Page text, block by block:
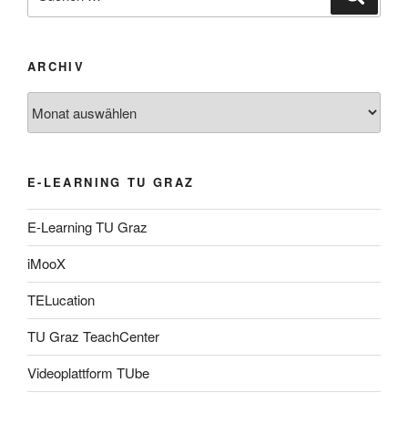
nach:
ARCHIV
E-LEARNING TU GRAZ
E-Learning TU Graz
iMooX
TELucation
TU Graz TeachCenter
Videoplattform TUbe